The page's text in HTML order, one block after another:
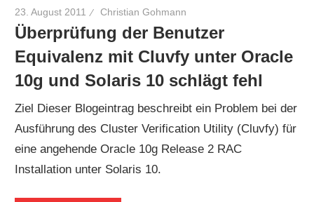
23. August 2011 Christian Gohmann
Überprüfung der Benutzer
Equivalenz mit Cluvfy unter Oracle
10g und Solaris 10 schlägt fehl
Ziel Dieser Blogeintrag beschreibt ein Problem bei der
Ausführung des Cluster Verification Utility (Cluvfy) für
eine angehende Oracle 10g Release 2 RAC
Installation unter Solaris 10.